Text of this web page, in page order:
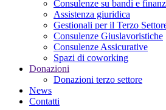
Consulenze su bandi e
Assistenza giuridica
Gestionali per il Terzo
Consulenze Giuslavoristiche
Consulenze Assicurative
Spazi di coworking
Donazioni
Donazioni terzo settore
News
Contatti